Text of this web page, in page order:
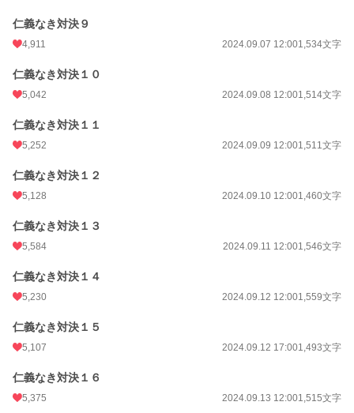
仁義なき対決９
4,911 2024.09.07 12:001,534文字
仁義なき対決１０
5,042 2024.09.08 12:001,514文字
仁義なき対決１１
5,252 2024.09.09 12:001,511文字
仁義なき対決１２
5,128 2024.09.10 12:001,460文字
仁義なき対決１３
5,584 2024.09.11 12:001,546文字
仁義なき対決１４
5,230 2024.09.12 12:001,559文字
仁義なき対決１５
5,107 2024.09.12 17:001,493文字
仁義なき対決１６
5,375 2024.09.13 12:001,515文字